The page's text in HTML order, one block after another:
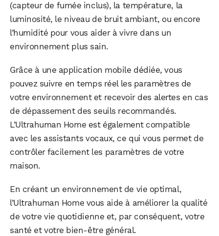
(capteur de fumée inclus), la température, la
luminosité, le niveau de bruit ambiant, ou encore
l’humidité pour vous aider à vivre dans un
environnement plus sain.
Grâce à une application mobile dédiée, vous
pouvez suivre en temps réel les paramètres de
votre environnement et recevoir des alertes en cas
de dépassement des seuils recommandés.
L’Ultrahuman Home est également compatible
avec les assistants vocaux, ce qui vous permet de
contrôler facilement les paramètres de votre
maison.
En créant un environnement de vie optimal,
l’Ultrahuman Home vous aide à améliorer la qualité
de votre vie quotidienne et, par conséquent, votre
santé et votre bien-être général.